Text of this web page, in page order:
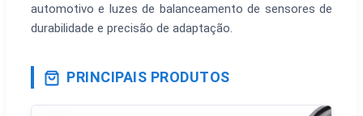
automotivo e luzes de balanceamento de sensores de
durabilidade e precisão de adaptação.
PRINCIPAIS PRODUTOS